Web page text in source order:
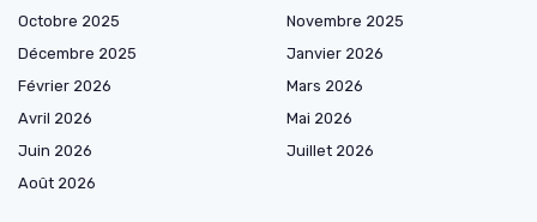
Octobre 2025
Novembre 2025
Décembre 2025
Janvier 2026
Février 2026
Mars 2026
Avril 2026
Mai 2026
Juin 2026
Juillet 2026
Août 2026